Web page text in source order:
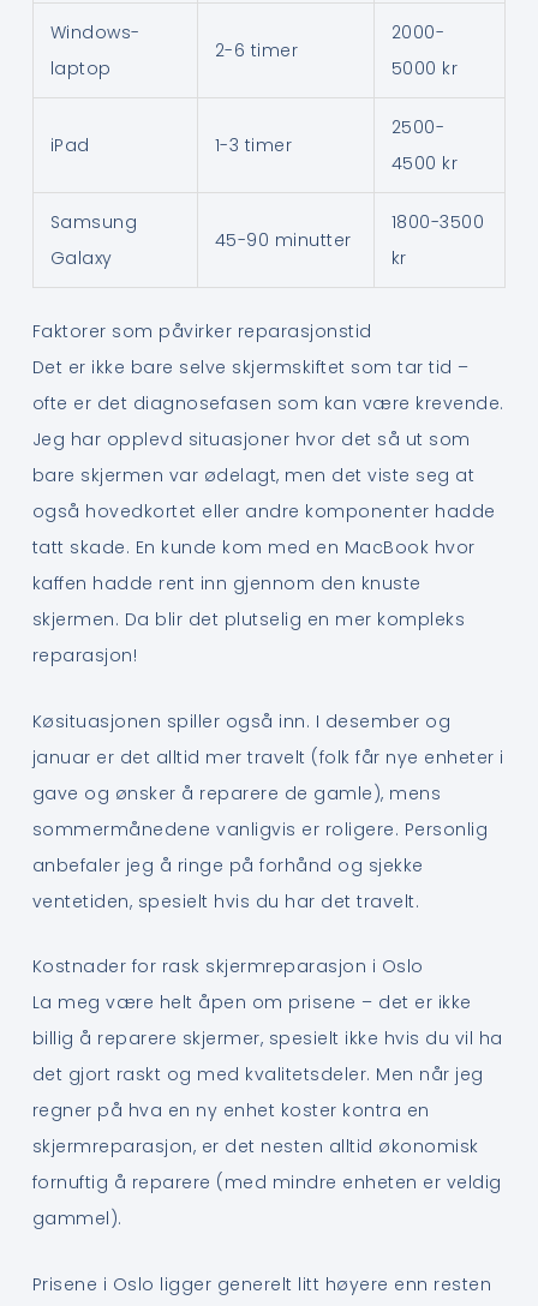
Windows-
laptop
2-6 timer
2000-
5000 kr
iPad 1-3 timer
2500-
4500 kr
Samsung
Galaxy
45-90 minutter
1800-3500
kr
Faktorer som påvirker reparasjonstid
Det er ikke bare selve skjermskiftet som tar tid –
ofte er det diagnosefasen som kan være krevende.
Jeg har opplevd situasjoner hvor det så ut som
bare skjermen var ødelagt, men det viste seg at
også hovedkortet eller andre komponenter hadde
tatt skade. En kunde kom med en MacBook hvor
kaffen hadde rent inn gjennom den knuste
skjermen. Da blir det plutselig en mer kompleks
reparasjon!
Køsituasjonen spiller også inn. I desember og
januar er det alltid mer travelt (folk får nye enheter i
gave og ønsker å reparere de gamle), mens
sommermånedene vanligvis er roligere. Personlig
anbefaler jeg å ringe på forhånd og sjekke
ventetiden, spesielt hvis du har det travelt.
Kostnader for rask skjermreparasjon i Oslo
La meg være helt åpen om prisene – det er ikke
billig å reparere skjermer, spesielt ikke hvis du vil ha
det gjort raskt og med kvalitetsdeler. Men når jeg
regner på hva en ny enhet koster kontra en
skjermreparasjon, er det nesten alltid økonomisk
fornuftig å reparere (med mindre enheten er veldig
gammel).
Prisene i Oslo ligger generelt litt høyere enn resten